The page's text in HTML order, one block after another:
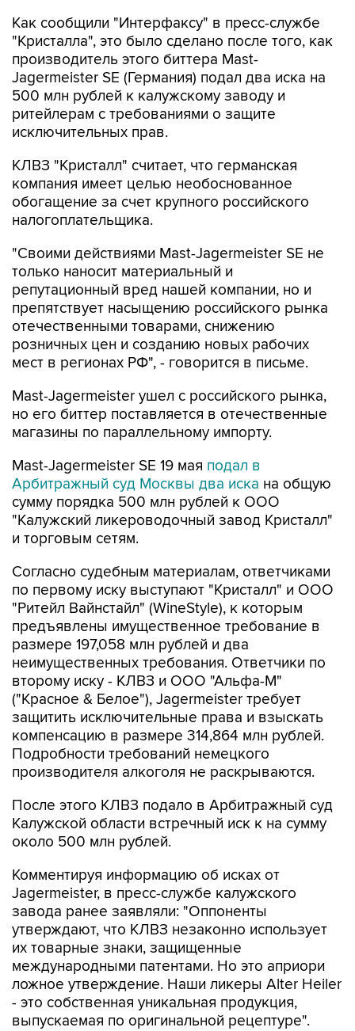
Как сообщили "Интерфаксу" в пресс-службе
"Кристалла", это было сделано после того, как
производитель этого биттера Mast-
Jagermeister SE (Германия) подал два иска на
500 млн рублей к калужскому заводу и
ритейлерам с требованиями о защите
исключительных прав.
КЛВЗ "Кристалл" считает, что германская
компания имеет целью необоснованное
обогащение за счет крупного российского
налогоплательщика.
"Своими действиями Mast-Jagermeister SE не
только наносит материальный и
репутационный вред нашей компании, но и
препятствует насыщению российского рынка
отечественными товарами, снижению
розничных цен и созданию новых рабочих
мест в регионах РФ", - говорится в письме.
Mast-Jagermeister ушел с российского рынка,
но его биттер поставляется в отечественные
магазины по параллельному импорту.
Mast-Jagermeister SE 19 мая подал в
Арбитражный суд Москвы два иска на общую
сумму порядка 500 млн рублей к ООО
"Калужский ликероводочный завод Кристалл"
и торговым сетям.
Согласно судебным материалам, ответчиками
по первому иску выступают "Кристалл" и ООО
"Ритейл Вайнстайл" (WineStyle), к которым
предъявлены имущественное требование в
размере 197,058 млн рублей и два
неимущественных требования. Ответчики по
второму иску - КЛВЗ и ООО "Альфа-М"
("Красное & Белое"), Jagermeister требует
защитить исключительные права и взыскать
компенсацию в размере 314,864 млн рублей.
Подробности требований немецкого
производителя алкоголя не раскрываются.
После этого КЛВЗ подало в Арбитражный суд
Калужской области встречный иск к на сумму
около 500 млн рублей.
Комментируя информацию об исках от
Jagermeister, в пресс-службе калужского
завода ранее заявляли: "Оппоненты
утверждают, что КЛВЗ незаконно использует
их товарные знаки, защищенные
международными патентами. Но это априори
ложное утверждение. Наши ликеры Alter Heiler
- это собственная уникальная продукция,
выпускаемая по оригинальной рецептуре".